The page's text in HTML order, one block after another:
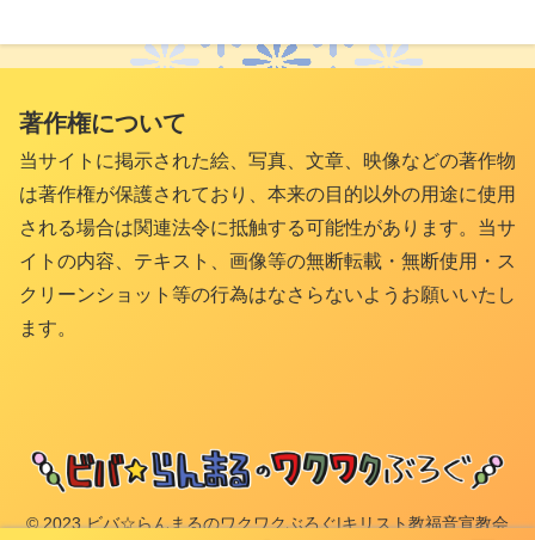
著作権について
当サイトに掲示された絵、写真、文章、映像などの著作物
は著作権が保護されており、本来の目的以外の用途に使用
される場合は関連法令に抵触する可能性があります。当サ
イトの内容、テキスト、画像等の無断転載・無断使用・ス
クリーンショット等の行為はなさらないようお願いいたし
ます。
© 2023 ビバ☆らんまるのワクワクぶろぐ|キリスト教福音宣教会